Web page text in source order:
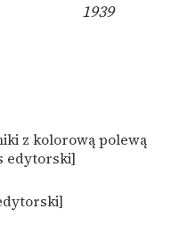
1939
z kolorową polewą
edytorski]